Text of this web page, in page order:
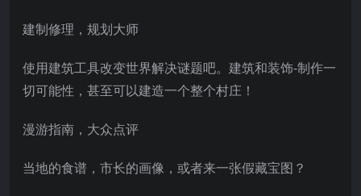
建制修理，规划大师
使用建筑工具改变世界解决谜题吧。建筑和装饰-制作一
切可能性，甚至可以建造一个整个村庄！
漫游指南，大众点评
当地的食谱，市长的画像，或者来一张假藏宝图？